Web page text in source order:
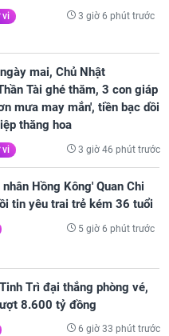
vi 3 giờ 6 phút trước
mai, Chủ Nhật
Tài ghé thăm, 3 con giáp
mưa may mắn', tiền bạc dồi
thăng hoa
vi 3 giờ 46 phút trước
Hồng Kông' Quan Chi
tin yêu trai trẻ kém 36 tuổi
5 giờ 6 phút trước
Trì đại thắng phòng vé,
8.600 tỷ đồng
6 giờ 33 phút trước